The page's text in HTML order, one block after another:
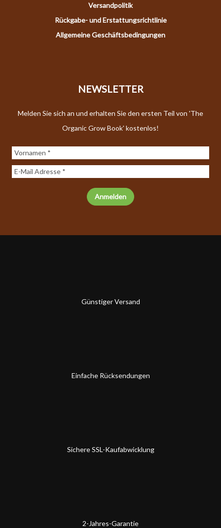
Versandpolitik
Rückgabe- und Erstattungsrichtlinie
Allgemeine Geschäftsbedingungen
NEWSLETTER
Melden Sie sich an und erhalten Sie den ersten Teil von 'The
Organic Grow Book' kostenlos!
Günstiger Versand
Einfache Rücksendungen
Sichere SSL-Kaufabwicklung
2-Jahres-Garantie